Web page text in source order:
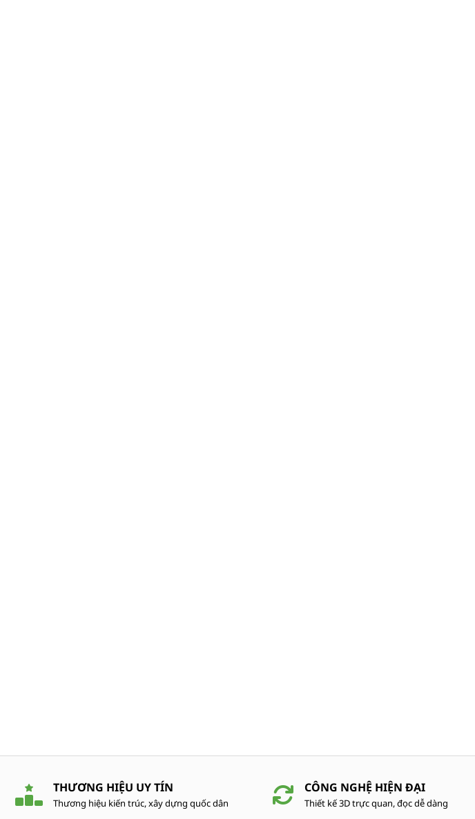
THƯƠNG HIỆU UY TÍN
Thương hiệu kiến trúc, xây dựng quốc dân
CÔNG NGHỆ HIỆN ĐẠI
Thiết kế 3D trực quan, đọc dễ dàng